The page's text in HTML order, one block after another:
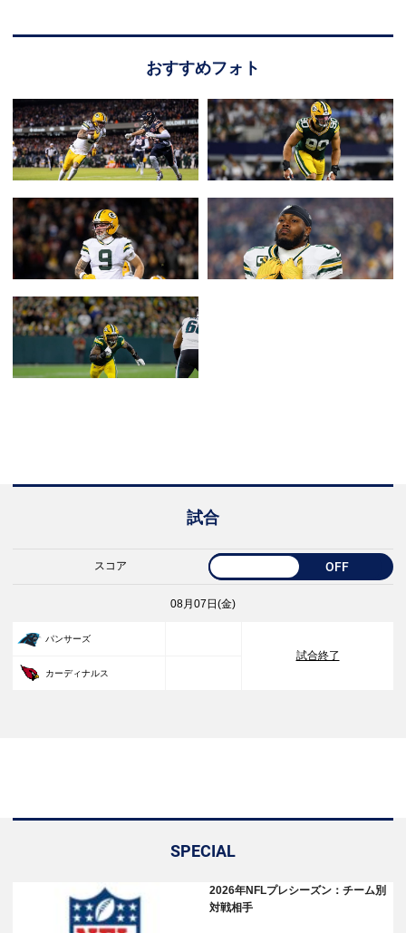
おすすめフォト
試合
スコア OFF
08月07日(金)
パンサーズ
試合終了
カーディナルス
SPECIAL
2026年NFLプレシーズン：チーム別
対戦相手